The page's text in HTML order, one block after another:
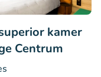
kamer
Centrum